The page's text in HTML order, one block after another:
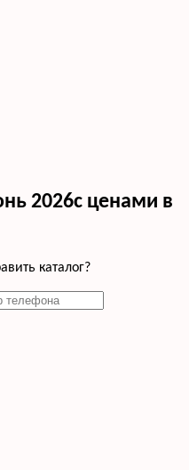
2026с ценами в
каталог?